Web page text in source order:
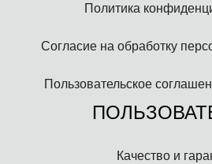
Политика
Согласие на обработку
Пользовательское
Качество и